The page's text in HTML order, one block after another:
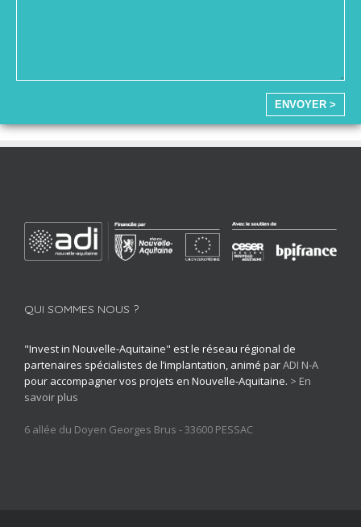
ENVOYER >
QUI SOMMES NOUS ?
"Invest in Nouvelle-Aquitaine" est le réseau régional de
partenaires spécialistes de l’implantation, animé parADI N-A
pour accompagner vos projets en Nouvelle-Aquitaine. > En
savoir plus
6 allée du Doyen Georges Brus - 33600 PESSAC